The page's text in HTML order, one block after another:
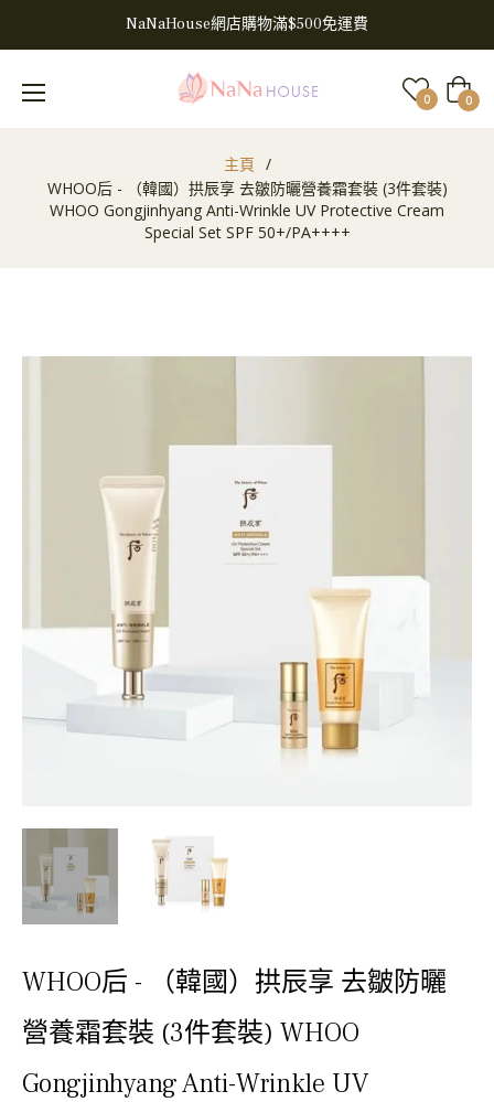
NaNaHouse網店購物滿$500免運費
0 大
車 0
主頁 /
WHOO后 - （韓國）拱辰享 去皺防曬營養霜套裝 (3件套裝)
WHOO Gongjinhyang Anti-Wrinkle UV Protective Cream
Special Set SPF 50+/PA++++
WHOO后 - （韓國）拱辰享 去皺防曬
營養霜套裝 (3件套裝) WHOO
Gongjinhyang Anti-Wrinkle UV